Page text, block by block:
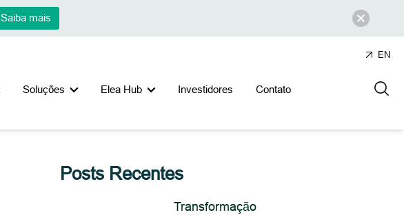
Saiba mais
EN
Soluções Elea Hub Investidores Contato
Posts Recentes
Transformação